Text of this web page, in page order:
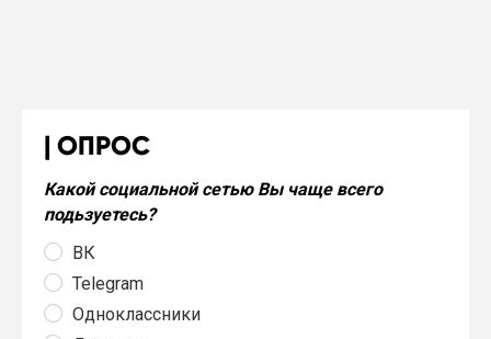
ОПРОС
Какой социальной сетью Вы чаще всего
подьзуетесь?
ВК
Telegram
Одноклассники